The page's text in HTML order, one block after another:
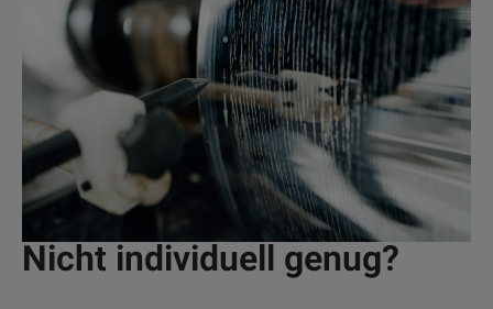
Nicht individuell genug?